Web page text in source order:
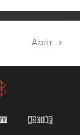
Abrir